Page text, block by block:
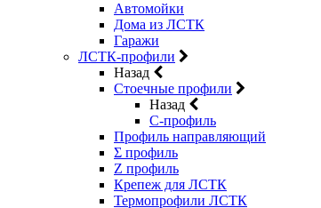
Автомойки
Дома из ЛСТК
Гаражи
ЛСТК-профили
Назад
Стоечные профили
Назад
C-профиль
Профиль направляющий
Σ профиль
Z профиль
Крепеж для ЛСТК
Термопрофили ЛСТК